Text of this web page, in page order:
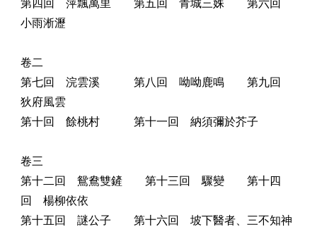
第四回 萍飄萬里 第五回 青城三姝 第六回
小雨淅瀝
卷二
第七回 浣雲溪 第八回 呦呦鹿鳴 第九回
狄府風雲
第十回 餘桃村 第十一回 納須彌於芥子
卷三
第十二回 鴛鴦雙鏟 第十三回 驟變 第十四
回 楊柳依依
第十五回 謎公子 第十六回 坡下醫者、三不知神